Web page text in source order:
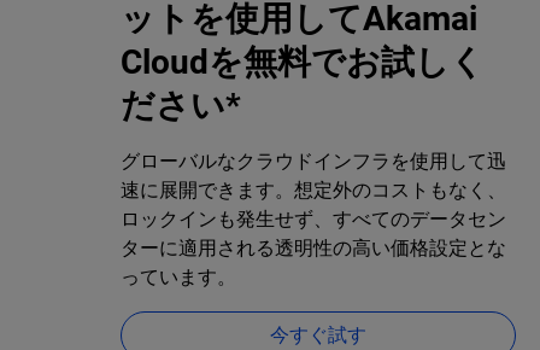
ットを使用してAkamai
Cloudを無料でお試しく
ださい*
グローバルなクラウドインフラを使用して迅
速に展開できます。想定外のコストもなく、
ロックインも発生せず、すべてのデータセン
ターに適用される透明性の高い価格設定とな
っています。
今すぐ試す